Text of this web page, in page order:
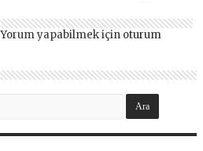
Yorum yapabilmek için oturum